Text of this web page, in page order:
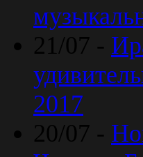
21/07 -
2017
20/07 -